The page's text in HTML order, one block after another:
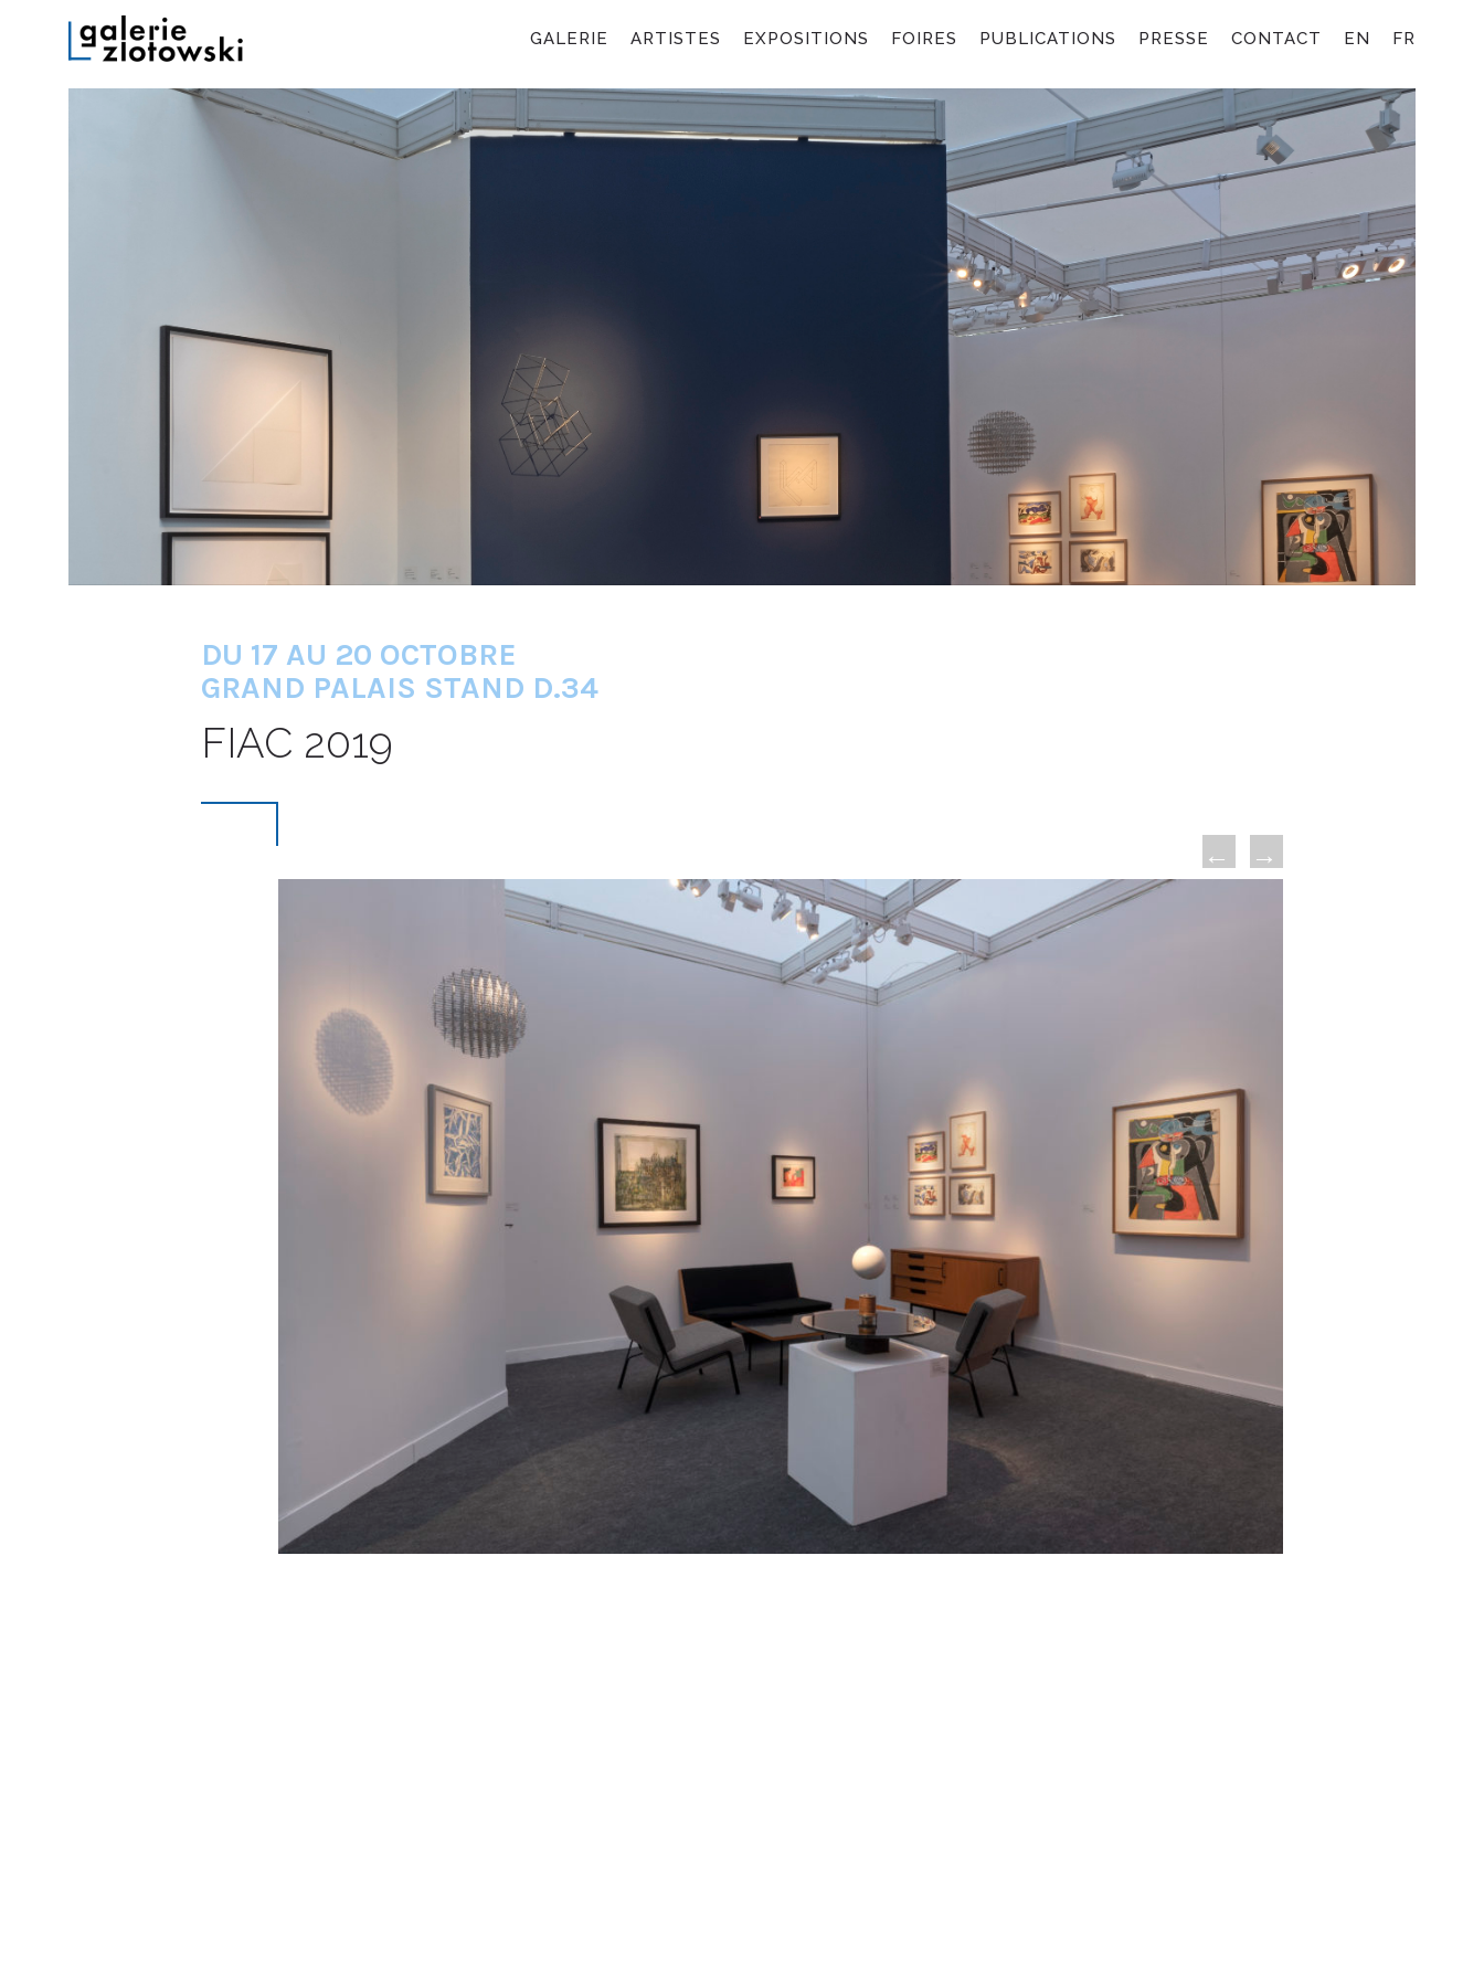
GALERIE ARTISTES EXPOSITIONS FOIRES PUBLICATIONS PRESSE CONTACT EN FR
DU 17 AU 20 OCTOBRE
GRAND PALAIS STAND D.34
FIAC 2019